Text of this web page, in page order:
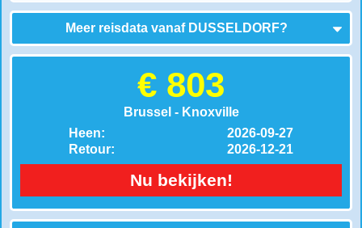
Meer reisdata vanaf DUSSELDORF?
€ 803
Brussel - Knoxville
Heen:
Retour:
2026-09-27
2026-12-21
Nu bekijken!